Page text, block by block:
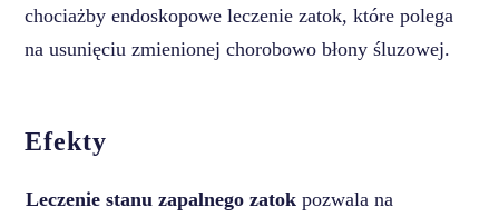
chociażby endoskopowe leczenie zatok, które polega
na usunięciu zmienionej chorobowo błony śluzowej.
Efekty
Leczenie stanu zapalnego zatokpozwala na